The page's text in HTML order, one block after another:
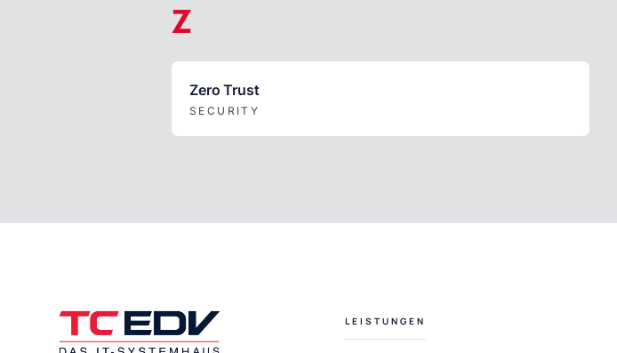
Z
Zero Trust
SECURITY
LEISTUNGEN